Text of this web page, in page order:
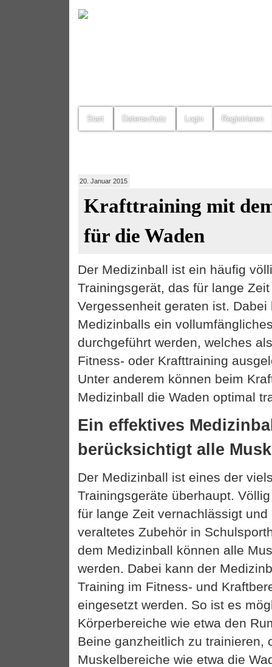
Start Datenschutz Login Registrieren
20. Januar 2015
Krafttraining mit
für die Waden
Der Medizinball ist ein häufig
Trainingsgerät, das für lange
Vergessenheit geraten ist.
Medizinballs ein
durchgeführt werden, welches
Fitness- oder Krafttraining
Unter anderem können beim
Medizinball die Waden optimal
Ein effektives
berücksichtigt alle
Der Medizinball ist eines der
Trainingsgeräte überhaupt.
für lange Zeit vernachlässigt
veraltetes Zubehör in
dem Medizinball können alle
werden. Dabei kann der
Training im Fitness- und
eingesetzt werden. So ist es
Körperbereiche wie etwa den
Beine ganzheitlich zu trainieren,
Muskelbereiche wie etwa die